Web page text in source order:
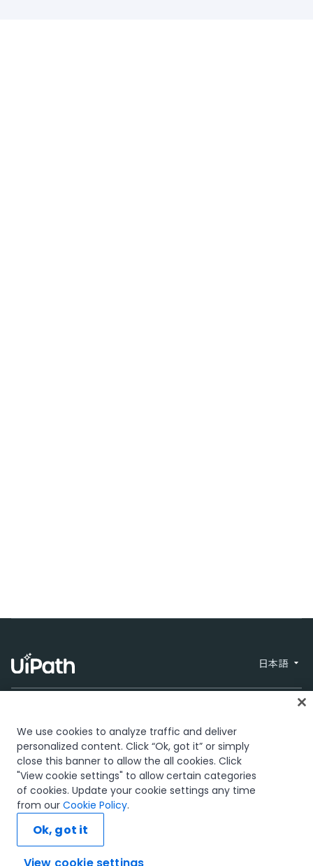
日本語
信頼とセキュリティ Terms of Use
Privacy
Policy
Cookies Policy
Your Privacy
Choices
© 2005-2026
UiPath. All rights
The UiPath word mark, logos, and robots are registered trademarks
owned by UiPath, Inc. and its affiliates. UiPath® is a registered
trademark in the United States and several countries across the
globe. See TMEP 906.
We use cookies to analyze traffic and deliver
personalized content. Click “Ok, got it” or simply
close this banner to allow the all cookies. Click
"View cookie settings" to allow certain categories
of cookies. Update your cookie settings any time
from our Cookie Policy.
Ok, got it